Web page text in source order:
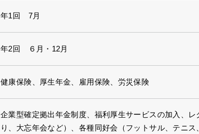
年1回 7月
年2回 ６月・12月
健康保険、厚生年金、雇用保険、労災保険
企業型確定拠出年金制度、福利厚生サービスの加入、
り、大忘年会など）、各種同好会（フットサル、テニ